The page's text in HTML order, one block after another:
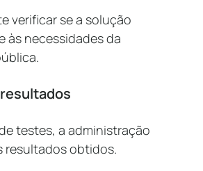
verificar se a solução
às necessidades da
testes, a administração
resultados obtidos.